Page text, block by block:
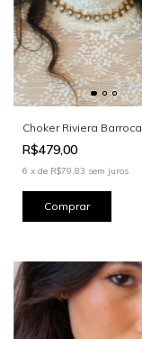
Choker Riviera Barroca
R$479,00
6 x de R$79,83 sem juros